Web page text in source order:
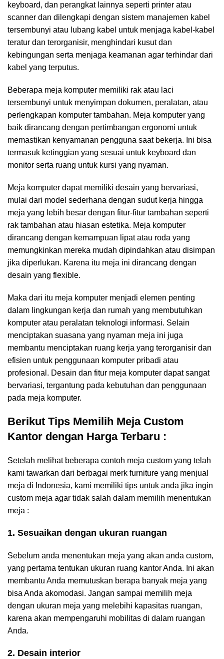
keyboard, dan perangkat lainnya seperti printer atau
scanner dan dilengkapi dengan sistem manajemen kabel
tersembunyi atau lubang kabel untuk menjaga kabel-kabel
teratur dan terorganisir, menghindari kusut dan
kebingungan serta menjaga keamanan agar terhindar dari
kabel yang terputus.
Beberapa meja komputer memiliki rak atau laci
tersembunyi untuk menyimpan dokumen, peralatan, atau
perlengkapan komputer tambahan. Meja komputer yang
baik dirancang dengan pertimbangan ergonomi untuk
memastikan kenyamanan pengguna saat bekerja. Ini bisa
termasuk ketinggian yang sesuai untuk keyboard dan
monitor serta ruang untuk kursi yang nyaman.
Meja komputer dapat memiliki desain yang bervariasi,
mulai dari model sederhana dengan sudut kerja hingga
meja yang lebih besar dengan fitur-fitur tambahan seperti
rak tambahan atau hiasan estetika. Meja komputer
dirancang dengan kemampuan lipat atau roda yang
memungkinkan mereka mudah dipindahkan atau disimpan
jika diperlukan. Karena itu meja ini dirancang dengan
desain yang flexible.
Maka dari itu meja komputer menjadi elemen penting
dalam lingkungan kerja dan rumah yang membutuhkan
komputer atau peralatan teknologi informasi. Selain
menciptakan suasana yang nyaman meja ini juga
membantu menciptakan ruang kerja yang terorganisir dan
efisien untuk penggunaan komputer pribadi atau
profesional. Desain dan fitur meja komputer dapat sangat
bervariasi, tergantung pada kebutuhan dan penggunaan
pada meja komputer.
Berikut Tips Memilih Meja Custom
Kantor dengan Harga Terbaru :
Setelah melihat beberapa contoh meja custom yang telah
kami tawarkan dari berbagai merk furniture yang menjual
meja di Indonesia, kami memiliki tips untuk anda jika ingin
custom meja agar tidak salah dalam memilih menentukan
meja :
1. Sesuaikan dengan ukuran ruangan
Sebelum anda menentukan meja yang akan anda custom,
yang pertama tentukan ukuran ruang kantor Anda. Ini akan
membantu Anda memutuskan berapa banyak meja yang
bisa Anda akomodasi. Jangan sampai memilih meja
dengan ukuran meja yang melebihi kapasitas ruangan,
karena akan mempengaruhi mobilitas di dalam ruangan
Anda.
2. Desain interior